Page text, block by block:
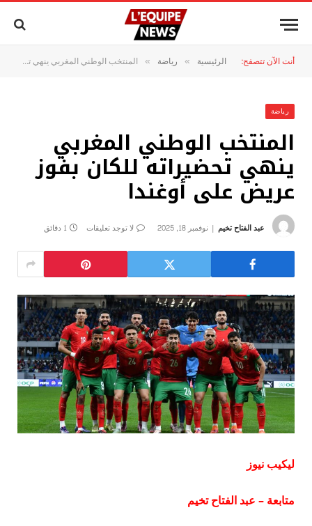
أنت الآن تتصفح: الرئيسية » رياضة » المنتخب الوطني المغربي ينهي تحضيراته للكان بفوز عريض على أوغندا
رياضة
المنتخب الوطني المغربي
ينهي تحضيراته للكان بفوز
عريض على أوغندا
عبد الفتاح تخيم نوفمبر 18, 2025 لا توجد تعليقات 1 دقائق
ليكيب نيوز
متابعة – عبد الفتاح تخيم